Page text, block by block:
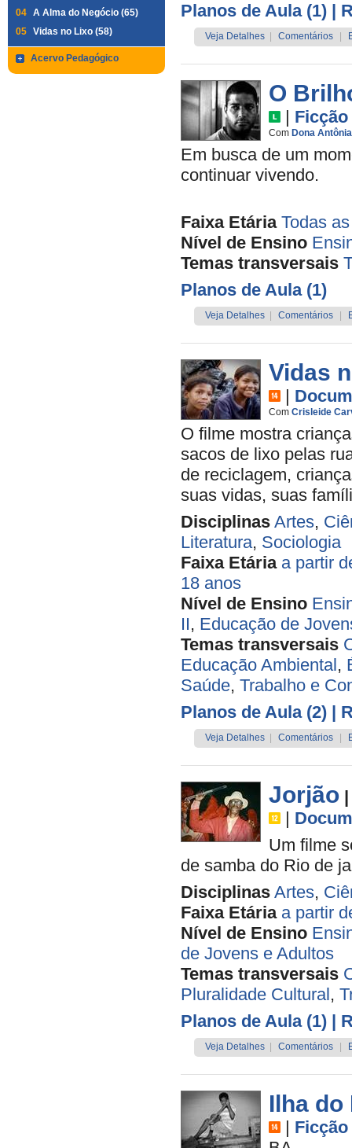
04 A Alma do Negócio (65)
05 Vidas no Lixo (58)
Acervo Pedagógico
Planos de Aula (1) |
Veja Detalhes Comentários
O
| Ficção
Com Dona Antônia
Em busca de um
continuar vivendo.
Faixa Etária Todas
Nível de Ensino
Temas transversais
Planos de Aula (1)
Veja Detalhes Comentários
Vidas
|
Com Crisleide
O filme mostra
sacos de lixo pelas
de reciclagem,
suas vidas, suas
Disciplinas Artes,
Literatura, Sociologia
Faixa Etária a partir
18 anos
Nível de Ensino
II, Educação de
Temas transversais
Educação Ambiental,
Saúde, Trabalho e
Planos de Aula (2) |
Veja Detalhes Comentários
Jorjão
|
Um filme
de samba do Rio de
Disciplinas Artes,
Faixa Etária a partir
Nível de Ensino
de Jovens e Adultos
Temas transversais
Pluralidade Cultural,
Planos de Aula (1) |
Veja Detalhes Comentários
Ilha do
| Ficção